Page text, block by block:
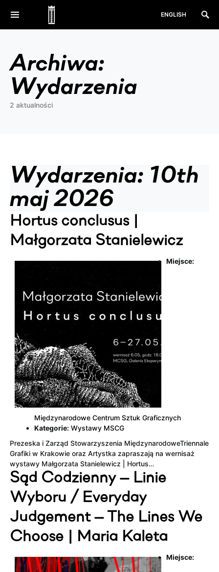
ENGLISH
Archiwa:
Wydarzenia
2 aktualności
Wydarzenia: 10th
maj 2026
Hortus conclusus |
Małgorzata Stanielewicz
Miejsce:
Międzynarodowe Centrum Sztuk Graficznych
Kategorie: Wystawy MSCG
Prezeska i Zarząd Stowarzyszenia MiędzynarodoweTriennale
Grafiki w Krakowie oraz Artystka zapraszają na wernisaż
wystawy Małgorzata Stanielewicz | Hortus…
Sąd Codzienny — Linie
Wyboru / Everyday
Judgement — The Lines We
Choose | Maria Kaleta
Miejsce: